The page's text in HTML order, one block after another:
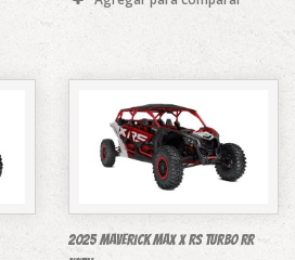
2025 Maverick MAX X rs Turbo RR